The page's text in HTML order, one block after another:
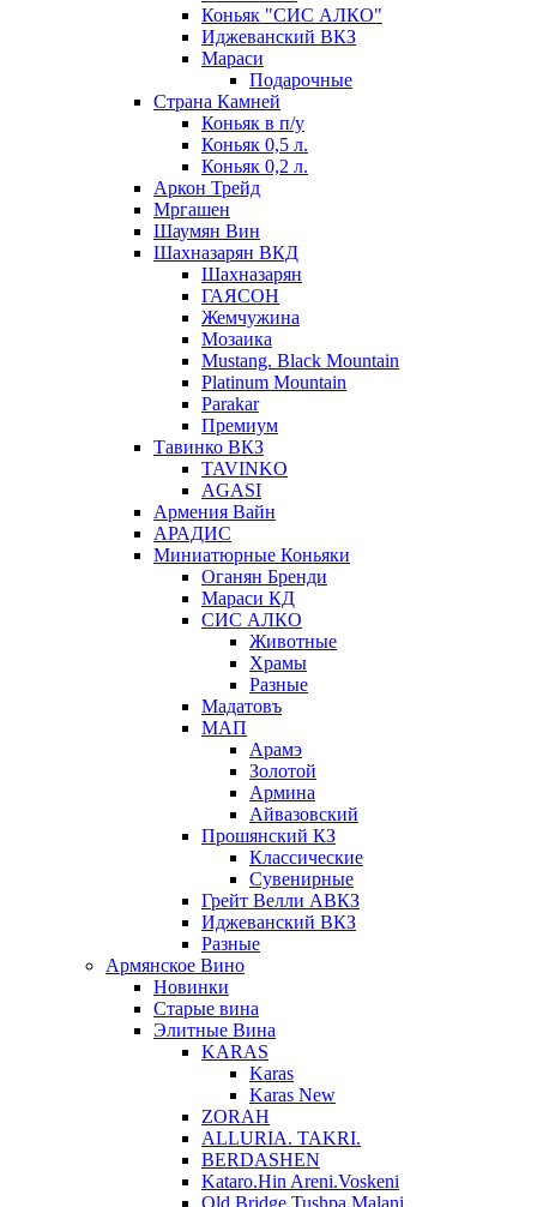
Коньяк "СИС АЛКО"
Иджеванский ВКЗ
Мараси
Подарочные
Страна Камней
Коньяк в п/у
Коньяк 0,5 л.
Коньяк 0,2 л.
Аркон Трейд
Мргашен
Шаумян Вин
Шахназарян ВКД
Шахназарян
ГАЯСОН
Жемчужина
Мозаика
Mustang. Black Mountain
Platinum Mountain
Parakar
Премиум
Тавинко ВКЗ
TAVINKO
AGASI
Армения Вайн
АРАДИС
Миниатюрные Коньяки
Оганян Бренди
Мараси КД
СИС АЛКО
Животные
Храмы
Разные
Мадатовъ
МАП
Арамэ
Золотой
Армина
Айвазовский
Прошянский КЗ
Классические
Сувенирные
Грейт Велли АВКЗ
Иджеванский ВКЗ
Разные
Армянское Вино
Новинки
Старые вина
Элитные Вина
KARAS
Karas
Karas New
ZORAH
ALLURIA. TAKRI.
BERDASHEN
Kataro.Hin Areni.Voskeni
Old Bridge.Tushpa.Malani